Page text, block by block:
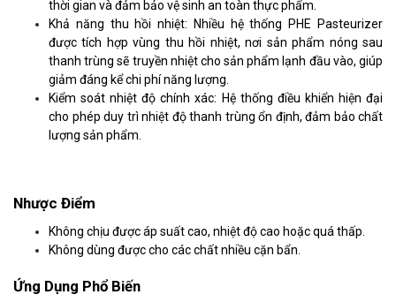
thời gian và đảm bảo vệ sinh an toàn thực phẩm.
Khả năng thu hồi nhiệt: Nhiều hệ thống PHE Pasteurizer
được tích hợp vùng thu hồi nhiệt, nơi sản phẩm nóng sau
thanh trùng sẽ truyền nhiệt cho sản phẩm lạnh đầu vào, giúp
giảm đáng kể chi phí năng lượng.
Kiểm soát nhiệt độ chính xác: Hệ thống điều khiển hiện đại
cho phép duy trì nhiệt độ thanh trùng ổn định, đảm bảo chất
lượng sản phẩm.
Nhược Điểm
Không chịu được áp suất cao, nhiệt độ cao hoặc quá thấp.
Không dùng được cho các chất nhiều cặn bẩn.
Ứng Dụng Phổ Biến